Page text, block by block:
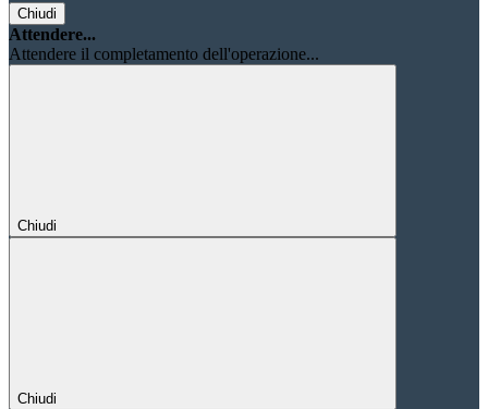
Chiudi
Attendere...
Attendere il completamento dell'operazione...
Chiudi
Chiudi